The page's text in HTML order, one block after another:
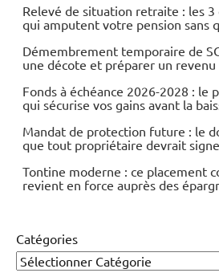
Relevé de situation retraite : les
qui amputent votre pension sans
Démembrement temporaire de
une décote et préparer un
Fonds à échéance 2026-2028 : le
qui sécurise vos gains avant la
Mandat de protection future : le
que tout propriétaire devrait
Tontine moderne : ce placement
revient en force auprès des
Catégories